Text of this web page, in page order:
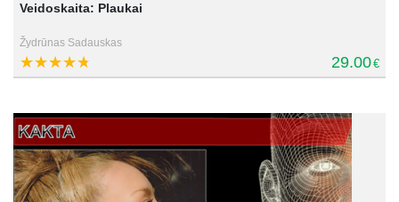
Veidoskaita: Plaukai
Žydrūnas Sadauskas
29.00€